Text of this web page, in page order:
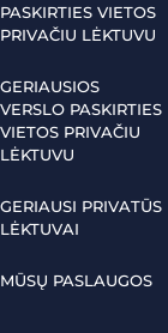
PASKIRTIES VIETOS
PRIVAČIU LĖKTUVU
GERIAUSIOS
VERSLO PASKIRTIES
VIETOS PRIVAČIU
LĖKTUVU
GERIAUSI PRIVATŪS
LĖKTUVAI
MŪSŲ PASLAUGOS